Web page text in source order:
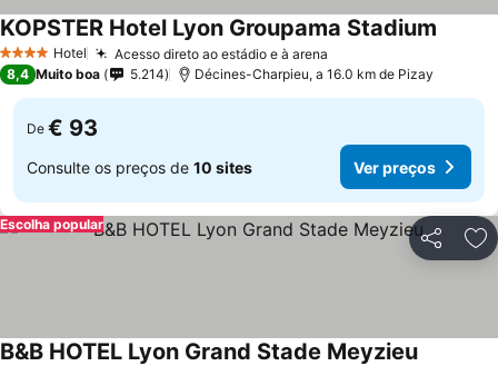
4 EstrelasHotel Acesso direto ao estádio e à arena
KOPSTER Hotel Lyon Groupama Stadium
8,4 Muito boa 5.214 Décines-Charpieu, a 16.0 km de Pizay
De € 93
Consulte os preços de 10 sites Ver preços
Partilhar
Escolha popular
B&B HOTEL Lyon Grand Stade Meyzieu